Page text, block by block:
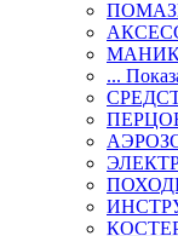
...